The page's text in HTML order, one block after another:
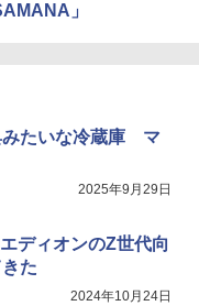
」
みたいな冷蔵庫 マ
2025年9月29日
ディオンのZ世代向
た
2024年10月24日